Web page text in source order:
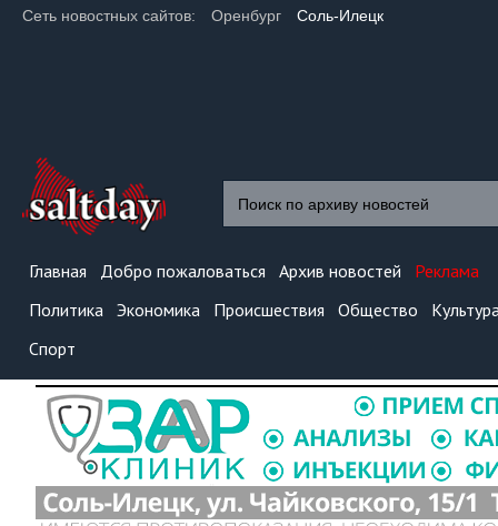
Сеть новостных сайтов: Оренбург Соль-Илецк
Главная Добро пожаловаться Архив новостей
Реклама
Политика Экономика Происшествия Общество
Спорт